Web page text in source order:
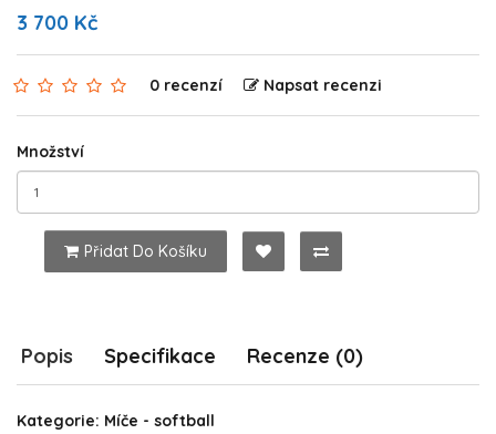
3 700 Kč
0 recenzí Napsat recenzi
Množství
Přidat Do Košíku
Popis Specifikace Recenze (0)
Kategorie: Míče - softball